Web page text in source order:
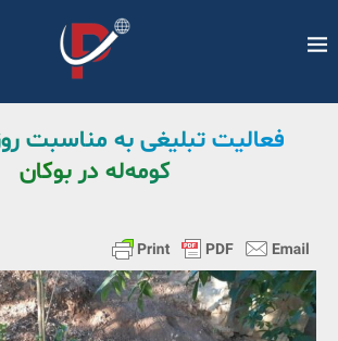
فعالیت تبلیغی به مناسبت
کومه‌له در بوکان